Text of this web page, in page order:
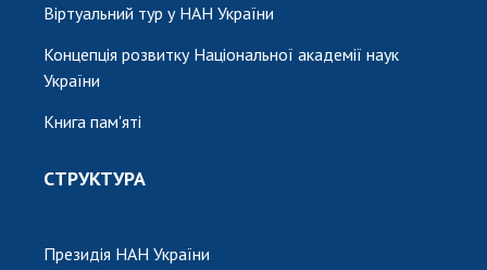
Віртуальний тур у НАН України
Концепція розвитку Національної академії наук
України
Книга пам'яті
СТРУКТУРА
Президія НАН України